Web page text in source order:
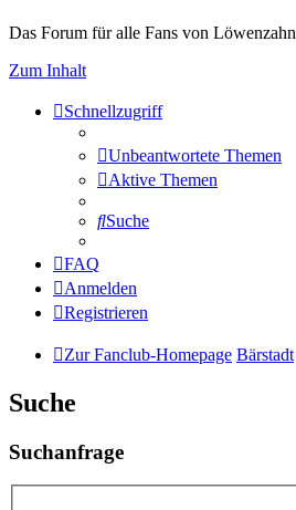
Das Forum für alle Fans von Löwenzahn
Zum Inhalt
Schnellzugriff
Unbeantwortete Themen
Aktive Themen
Suche
FAQ
Anmelden
Registrieren
Zur Fanclub-Homepage Bärstadt
Suche
Suchanfrage